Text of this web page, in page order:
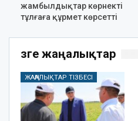
жамбылдықтар көрнекті
тұлғаға құрмет көрсетті
Өзге жаңалықтар
ЖАҢАЛЫҚТАР ТІЗБЕСІ